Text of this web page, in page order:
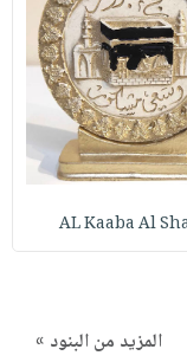
AL Kaaba Al
المزيد من البنود »